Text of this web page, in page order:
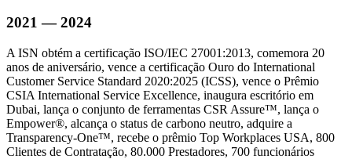
2021 — 2024
A ISN obtém a certificação ISO/IEC 27001:2013, comemora 20
anos de aniversário, vence a certificação Ouro do International
Customer Service Standard 2020:2025 (ICSS), vence o Prêmio
CSIA International Service Excellence, inaugura escritório em
Dubai, lança o conjunto de ferramentas CSR Assure™, lança o
Empower®, alcança o status de carbono neutro, adquire a
Transparency-One™, recebe o prêmio Top Workplaces USA, 800
Clientes de Contratação, 80.000 Prestadores, 700 funcionários